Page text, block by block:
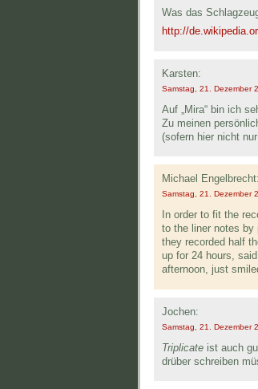
Was das
http://
Karsten:
Samstag, 21. Dezember
Auf „Mira“ bin ich
Zu meinen
(sofern hier nicht
Michael Engelbrecht:
Samstag, 21. Dezember
In order to fit the
to the liner notes by
they recorded half
up for 24 hours,
afternoon, just
Jochen:
Samstag, 21. Dezember
Triplicate ist auch
drüber schreiben